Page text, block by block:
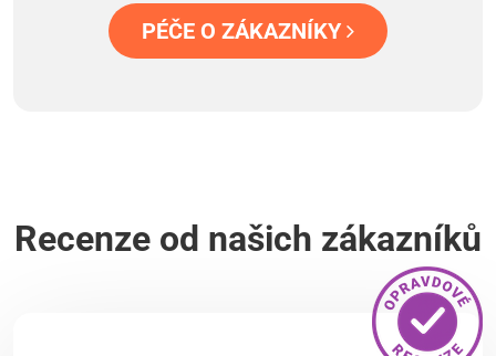
PÉČE O ZÁKAZNÍKY
Recenze od našich zákazníků